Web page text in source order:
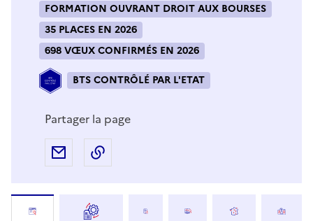
FORMATION OUVRANT DROIT AUX BOURSES
35 PLACES EN 2026
698 VŒUX CONFIRMÉS EN 2026
BTS CONTRÔLÉ PAR L'ETAT
Partager la page
Partager par e-mail